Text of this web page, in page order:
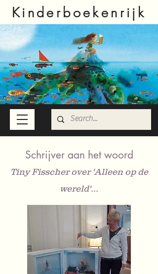
Kinderboekenrijk
Schrijver aan het woord
Tiny Fisscher over 'Alleen op de
wereld'...